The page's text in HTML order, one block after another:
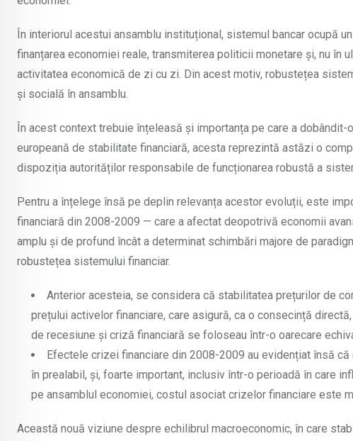
În interiorul acestui ansamblu instituțional, sistemul bancar ocupă
finanțarea economiei reale, transmiterea politicii monetare și, nu în
activitatea economică de zi cu zi. Din acest motiv, robustețea
și socială în ansamblu.
În acest context trebuie înțeleasă și importanța pe care a
europeană de stabilitate financiară, acesta reprezintă astăzi o
dispoziția autorităților responsabile de funcționarea robustă a
Pentru a înțelege însă pe deplin relevanța acestor evoluții, este
financiară din 2008-2009 — care a afectat deopotrivă economii
amplu și de profund încât a determinat schimbări majore de
robustețea sistemului financiar.
Anterior acesteia, se considera că stabilitatea prețurilor de
prețului activelor financiare, care asigură, ca o consecință
de recesiune și criză financiară se foloseau într-o oarecare
Efectele crizei financiare din 2008-2009 au evidențiat însă
în prealabil, și, foarte important, inclusiv într-o perioadă în care
pe ansamblul economiei, costul asociat crizelor financiare este
Această nouă viziune despre echilibrul macroeconomic, în care